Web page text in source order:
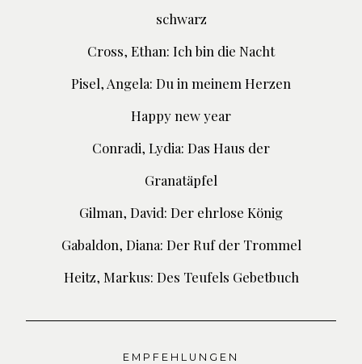
schwarz
Cross, Ethan: Ich bin die Nacht
Pisel, Angela: Du in meinem Herzen
Happy new year
Conradi, Lydia: Das Haus der
Granatäpfel
Gilman, David: Der ehrlose König
Gabaldon, Diana: Der Ruf der Trommel
Heitz, Markus: Des Teufels Gebetbuch
EMPFEHLUNGEN